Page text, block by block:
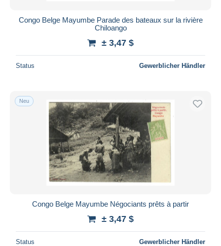
Congo Belge Mayumbe Parade des bateaux sur la rivière
Chiloango
± 3,47 $
Status Gewerblicher Händler
Neu
Congo Belge Mayumbe Négociants prêts à partir
± 3,47 $
Status Gewerblicher Händler